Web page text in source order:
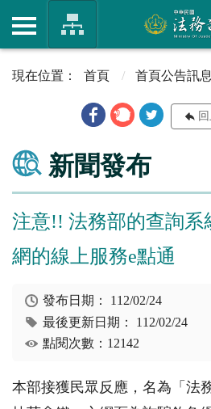
首頁 首頁公告訊息
新聞發布
注意!! 法務部的查詢系
網的線上服務e點通
發布日期： 112/02/24
最後更新日期： 112/02/24
點閱次數：12142
本部接獲民眾反應，名為「法